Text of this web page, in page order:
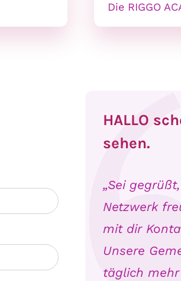
Die RIGGO
HALLO
sehen.
„Sei
Netzwerk
mit dir
Unsere
täglich